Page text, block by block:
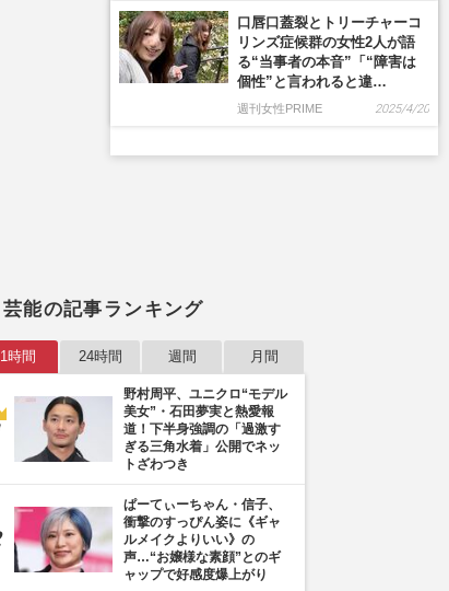
芸能の記事ランキング
1時間 24時間 週間 月間
野村周平、ユニクロ“モデル
美女”・石田夢実と熱愛報
道！下半身強調の「過激す
ぎる三角水着」公開でネッ
トざわつき
ぱーてぃーちゃん・信子、
衝撃のすっぴん姿に《ギャ
ルメイクよりいい》の
声…“お嬢様な素顔”とのギ
ャップで好感度爆上がり